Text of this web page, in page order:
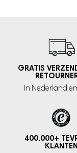
GRATIS
In Nederland
400.000+
KLANTEN